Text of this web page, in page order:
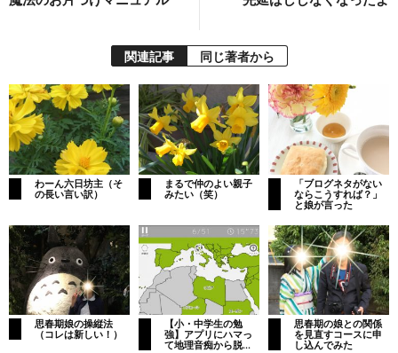
関連記事 同じ著者から
わーん六日坊主（そ
の長い言い訳）
まるで仲のよい親子
みたい（笑）
「ブログネタがない
ならこうすれば？」
と娘が言った
思春期娘の操縦法
（コレは新しい！）
【小・中学生の勉
強】アプリにハマっ
て地理音痴から脱...
思春期の娘との関係
を見直すコースに申
し込んでみた